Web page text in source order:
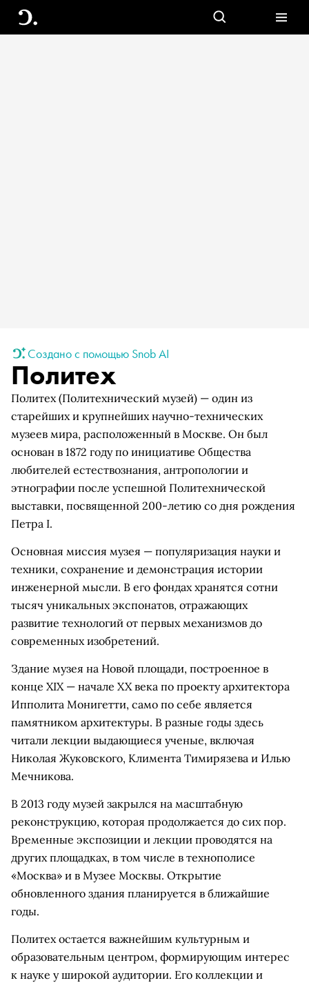
Создано с помощью Snob AI
Политех
Политех (Политехнический музей) — один из
старейших и крупнейших научно-технических
музеев мира, расположенный в Москве. Он был
основан в 1872 году по инициативе Общества
любителей естествознания, антропологии и
этнографии после успешной Политехнической
выставки, посвященной 200-летию со дня рождения
Петра I.
Основная миссия музея — популяризация науки и
техники, сохранение и демонстрация истории
инженерной мысли. В его фондах хранятся сотни
тысяч уникальных экспонатов, отражающих
развитие технологий от первых механизмов до
современных изобретений.
Здание музея на Новой площади, построенное в
конце XIX — начале XX века по проекту архитектора
Ипполита Монигетти, само по себе является
памятником архитектуры. В разные годы здесь
читали лекции выдающиеся ученые, включая
Николая Жуковского, Климента Тимирязева и Илью
Мечникова.
В 2013 году музей закрылся на масштабную
реконструкцию, которая продолжается до сих пор.
Временные экспозиции и лекции проводятся на
других площадках, в том числе в технополисе
«Москва» и в Музее Москвы. Открытие
обновленного здания планируется в ближайшие
годы.
Политех остается важнейшим культурным и
образовательным центром, формирующим интерес
к науке у широкой аудитории. Его коллекции и